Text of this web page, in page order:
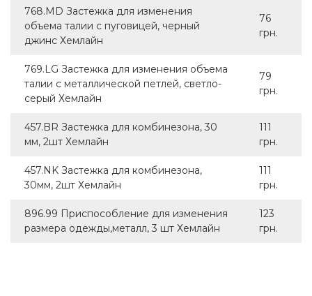
768.MD Застежка для изменения
объема талии с пуговицей, черный
джинс Хемлайн
76
грн.
769.LG Застежка для изменения объема
талии с металлической петлей, светло-
серый Хемлайн
79
грн.
457.BR Застежка для комбинезона, 30
мм, 2шт Хемлайн
111
грн.
457.NK Застежка для комбинезона,
30мм, 2шт Хемлайн
111
грн.
896.99 Приспособление для изменения
размера одежды,металл, 3 шт Хемлайн
123
грн.